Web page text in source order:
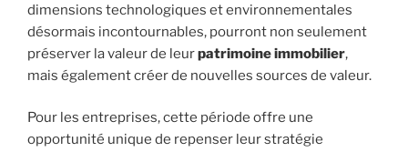
dimensions technologiques et environnementales
désormais incontournables, pourront non seulement
préserver la valeur de leurpatrimoine immobilier,
mais également créer de nouvelles sources de valeur.
Pour les entreprises, cette période offre une
opportunité unique de repenser leur stratégie